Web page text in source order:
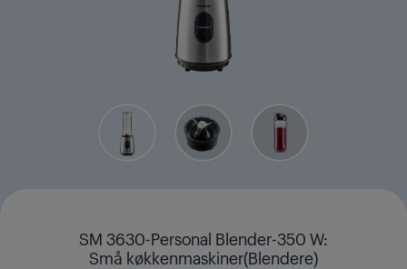
SM 3630-Personal Blender-350 W:
Små køkkenmaskiner(Blendere)